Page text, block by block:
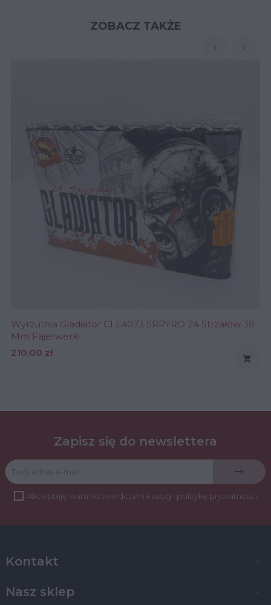
ZOBACZ TAKŻE
Wyrzutnia Gladiator CLE4073 SRPYRO 24 Strzałów 38
Mm Fajerwerki
Cena
210,00 zł

Zapisz się do newslettera
Akceptuję warunki świadczenia usług i politykę prywatności
Kontakt
Nasz sklep